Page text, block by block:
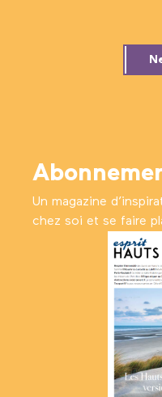
Un magazine
chez soi et se faire